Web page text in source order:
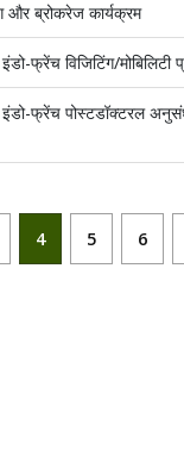
और ब्रोकरेज कार्यक्रम
फ्रेंच विजिटिंग/
इंडो-फ्रेंच पोस्टडॉक्टरल
Current page
4 पृष्ठ
5 पृष्ठ
6